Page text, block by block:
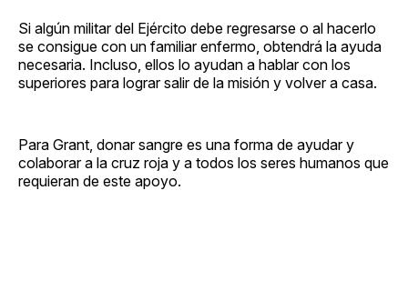
Si algún militar del Ejército debe regresarse o al hacerlo
se consigue con un familiar enfermo, obtendrá la ayuda
necesaria. Incluso, ellos lo ayudan a hablar con los
superiores para lograr salir de la misión y volver a casa.
Para Grant, donar sangre es una forma de ayudar y
colaborar a la cruz roja y a todos los seres humanos que
requieran de este apoyo.